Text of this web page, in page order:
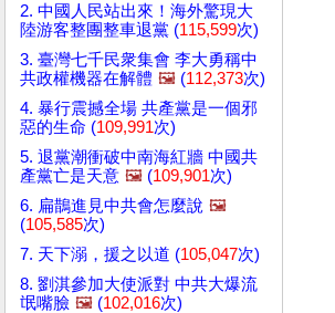
2. 中國人民站出來！海外驚現大
陸游客整團整車退黨 (115,599次)
3. 臺灣七千民衆集會 李大勇稱中
共政權機器在解體 🖼️ (112,373次)
4. 暴行震撼全場 共產黨是一個邪
惡的生命 (109,991次)
5. 退黨潮衝破中南海紅牆 中國共
產黨亡是天意 🖼️ (109,901次)
6. 扁鵲進見中共會怎麼說 🖼️
(105,585次)
7. 天下溺，援之以道 (105,047次)
8. 劉淇參加大使派對 中共大爆流
氓嘴臉 🖼️ (102,016次)